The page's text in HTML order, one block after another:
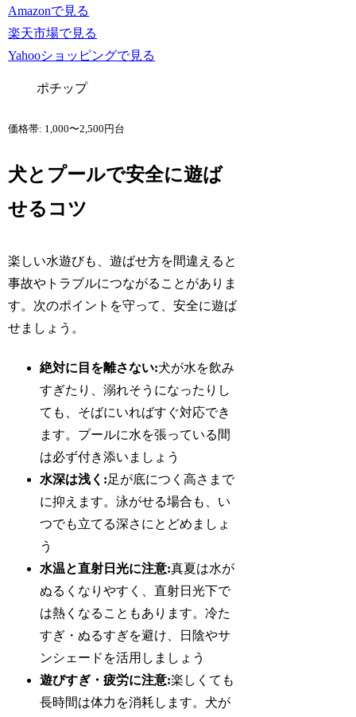
Amazonで見る
楽天市場で見る
Yahooショッピングで見る
ポチップ
価格帯: 1,000〜2,500円台
犬とプールで安全に遊ば
せるコツ
楽しい水遊びも、遊ばせ方を間違えると
事故やトラブルにつながることがありま
す。次のポイントを守って、安全に遊ば
せましょう。
絶対に目を離さない:犬が水を飲み
すぎたり、溺れそうになったりし
ても、そばにいればすぐ対応でき
ます。プールに水を張っている間
は必ず付き添いましょう
水深は浅く:足が底につく高さまで
に抑えます。泳がせる場合も、い
つでも立てる深さにとどめましょ
う
水温と直射日光に注意:真夏は水が
ぬるくなりやすく、直射日光下で
は熱くなることもあります。冷た
すぎ・ぬるすぎを避け、日陰やサ
ンシェードを活用しましょう
遊びすぎ・疲労に注意:楽しくても
長時間は体力を消耗します。犬が